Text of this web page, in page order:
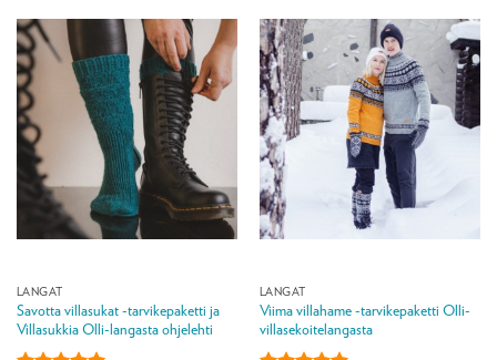
LANGAT
Savotta villasukat -tarvikepaketti ja
Villasukkia Olli-langasta ohjelehti
LANGAT
Viima villahame -tarvikepaketti Olli-
villasekoitelangasta